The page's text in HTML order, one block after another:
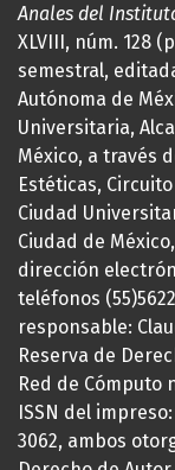
Anales del
XLVIII, núm. 128
semestral,
Autónoma de
Universitaria,
México, a través
Estéticas,
Ciudad
Ciudad de
dirección
teléfonos
responsable:
Reserva de
Red de Cómputo
ISSN del
3062, ambos